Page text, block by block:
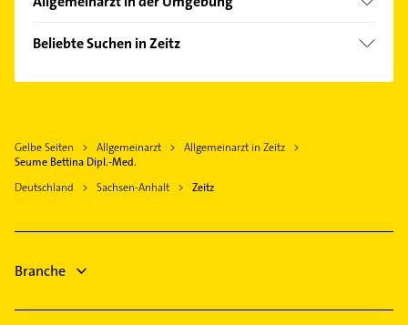
Elsteraue
Gera
Neukieritzsch
Weißenfels Sachsen Anhalt
Zwenkau
Lützen
Beliebte Suchen in Zeitz
Krankengymnastik
Gasinstallateur
Dachdecker
Rechtsanwalt
Gelbe Seiten Allgemeinarzt
Allgemeinarzt in Zeitz
Seume Bettina Dipl.-Med.
Deutschland
Sachsen-Anhalt Zeitz
Branche